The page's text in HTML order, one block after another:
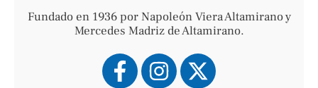
Fundado en 1936 por Napoleón Viera Altamirano y
Mercedes Madriz de Altamirano.